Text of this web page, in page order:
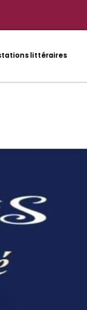
littéraires